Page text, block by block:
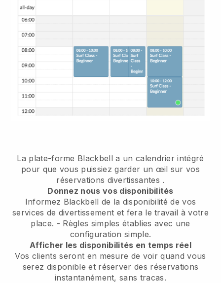
La plate-forme Blackbell a un calendrier intégré
pour que vous puissiez garder un œil sur vos
réservations divertissantes .
Donnez nous vos disponibilités
Informez Blackbell de la disponibilité de vos
services de divertissement et fera le travail à votre
place. - Règles simples établies avec une
configuration simple.
Afficher les disponibilités en temps réel
Vos clients seront en mesure de voir quand vous
serez disponibleet réserver des réservations
instantanément, sans tracas.